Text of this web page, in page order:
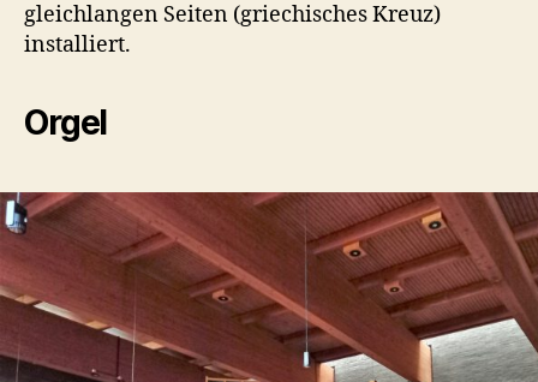
gleichlangen Seiten (griechisches Kreuz)
installiert.
Orgel